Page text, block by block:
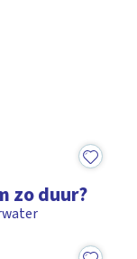
zo duur?